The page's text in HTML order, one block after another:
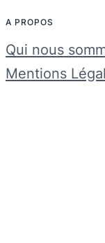
A PROPOS
Qui nous
Mentions